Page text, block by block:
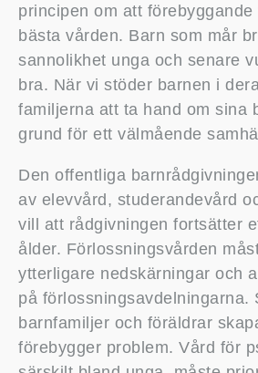
principen om att förebyggande
bästa vården. Barn som mår
sannolikhet unga och senare
bra. När vi stöder barnen i
familjerna att ta hand om sina
grund för ett välmående
Den offentliga
av elevvård, studerandevård
vill att rådgivningen fortsätter
ålder. Förlossningsvården
ytterligare nedskärningar och
på förlossningsavdelningarna.
barnfamiljer och föräldrar
förebygger problem. Vård för